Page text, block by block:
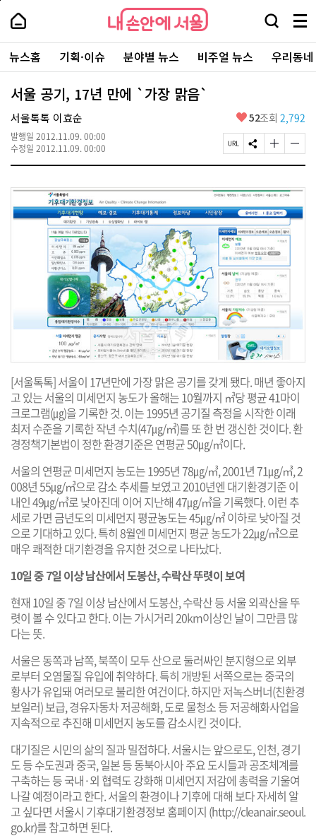
본
로
가
내
손
안
에
서
울
-
서
울
시
대
표
소
포
내
손
에
울
검
창
열
기
메
뉴
전
체
보
주
요
서
뉴스홈 기획·이슈 분야별 뉴스 비주얼 뉴스 우리동
서울 공기, 17년 만에 `가장 맑음`
서울톡톡 이효순
발행일 2012.11.09. 00:00
수정일 2012.11.09. 00:00
좋
요
52조회 2,792
페
이
U
R
L
복
사
S
N
공
유
하
기
글
자
기
크
게
변
경
하
기
글
자
기
작
게
변
[서울톡톡] 서울이 17년만에 가장 맑은 공기를 갖게 됐다. 매년 좋아지
고 있는 서울의 미세먼지 농도가 올해는 10월까지 ㎥당 평균 41마이
크로그램(㎍)을 기록한 것. 이는 1995년 공기질 측정을 시작한 이래
최저 수준을 기록한 작년 수치(47㎍/㎥)를 또 한 번 갱신한 것이다. 환
경정책기본법이 정한 환경기준은 연평균 50㎍/㎥이다.
서울의 연평균 미세먼지 농도는 1995년 78㎍/㎥, 2001년 71㎍/㎥, 2
008년 55㎍/㎥으로 감소 추세를 보였고 2010년엔 대기환경기준 이
내인 49㎍/㎥로 낮아진데 이어 지난해 47㎍/㎥을 기록했다. 이런 추
세로 가면 금년도의 미세먼지 평균농도는 45㎍/㎥ 이하로 낮아질 것
으로 기대하고 있다. 특히 8월엔 미세먼지 평균 농도가 22㎍/㎥으로
매우 쾌적한 대기환경을 유지한 것으로 나타났다.
10일 중 7일 이상 남산에서 도봉산, 수락산 뚜렷이 보여
현재 10일 중 7일 이상 남산에서 도봉산, 수락산 등 서울 외곽산을 뚜
렷이 볼 수 있다고 한다. 이는 가시거리 20km이상인 날이 그만큼 많
다는 뜻.
서울은 동쪽과 남쪽, 북쪽이 모두 산으로 둘러싸인 분지형으로 외부
로부터 오염물질 유입에 취약하다. 특히 개방된 서쪽으로는 중국의
황사가 유입돼 여러모로 불리한 여건이다. 하지만 저녹스버너(친환경
보일러) 보급, 경유자동차 저공해화, 도로 물청소 등 저공해화사업을
지속적으로 추진해 미세먼지 농도를 감소시킨 것이다.
대기질은 시민의 삶의 질과 밀접하다. 서울시는 앞으로도, 인천, 경기
도 등 수도권과 중국, 일본 등 동북아시아 주요 도시들과 공조체계를
구축하는 등 국내·외 협력도 강화해 미세먼지 저감에 총력을 기울여
나갈 예정이라고 한다. 서울의 환경이나 기후에 대해 보다 자세히 알
고 싶다면 서울시 기후대기환경정보 홈페이지 (http://cleanair.seoul.
go.kr)를 참고하면 된다.
페
상
단
로